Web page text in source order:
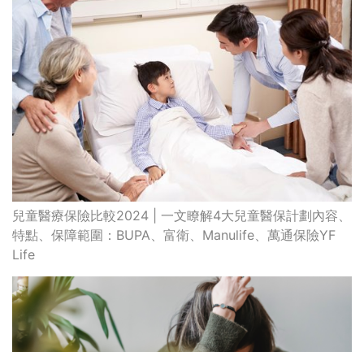
兒童醫療保險比較2024 | 一文瞭解4大兒童醫保計劃內容、
特點、保障範圍：BUPA、富衛、Manulife、萬通保險YF
Life